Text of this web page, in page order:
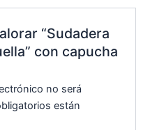
“Sudadera
con capucha
no será
están